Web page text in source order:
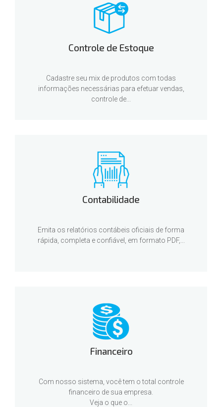
Controle de Estoque
Cadastre seu mix de produtos com todas
informações necessárias para efetuar vendas,
controle de...
Contabilidade
Emita os relatórios contábeis oficiais de forma
rápida, completa e confiável, em formato PDF,...
Financeiro
Com nosso sistema, você tem o total controle
financeiro de sua empresa.
Veja o que o...